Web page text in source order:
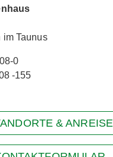
Taunus
0
-155
& ANREISE